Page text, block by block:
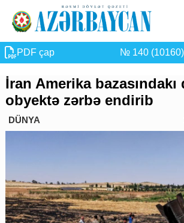
PDF çap № 140 (10160)
İran Amerika bazasındakı
obyektə zərbə endirib
DÜNYA